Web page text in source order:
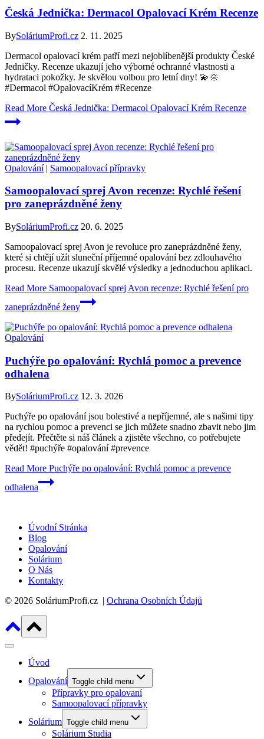
Česká Jednička: Dermacol Opalovací Krém Recenze
BySoláriumProfi.cz 2. 11. 2025
Dermacol opalovací krém patří mezi nejoblíbenější produkty České
Jedničky. Recenze ukazují jeho výborné ochranné vlastnosti a
hydrataci pokožky. Je skvělou volbou pro letní dny! 💫🌞
#Dermacol #OpalovacíKrém #Recenze
Read More Česká Jednička: Dermacol Opalovací Krém Recenze
Opalování| Samoopalovací přípravky
Samoopalovací sprej Avon recenze: Rychlé řešení
pro zaneprázdněné ženy
BySoláriumProfi.cz 20. 6. 2025
Samoopalovací sprej Avon je revoluce pro zaneprázdněné ženy,
které si chtějí užít sluneční příjemné opalování bez zdlouhavého
procesu. Recenze ukazují skvělé výsledky a jednoduchou aplikaci.
Read More Samoopalovací sprej Avon recenze: Rychlé řešení pro
zaneprázdněné ženy
Opalování
Puchýře po opalování: Rychlá pomoc a prevence
odhalena
BySoláriumProfi.cz 12. 3. 2026
Puchýře po opalování jsou bolestivé a nepříjemné, ale s našimi tipy
na rychlou pomoc a prevenci se jich můžete snadno zbavit nebo jim
předejít. Přečtěte si náš článek a zjistěte všechno, co potřebujete
vědět! #puchýře #opalování #prevence
Read More Puchýře po opalování: Rychlá pomoc a prevence
odhalena
Úvodní Stránka
Blog
Opalování
Solárium
O Nás
Kontakty
© 2026 SoláriumProfi.cz | Ochrana Osobních Údajů
Úvod
Opalování Toggle child menu
Přípravky pro opalovaní
Samoopalovací přípravky
Solárium Toggle child menu
Solárium Studia